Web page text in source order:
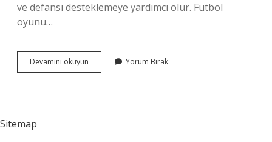
ve defansı desteklemeye yardımcı olur. Futbol
oyunu…
Devamını okuyun
Numara
Yorum Bırak
Sitemap